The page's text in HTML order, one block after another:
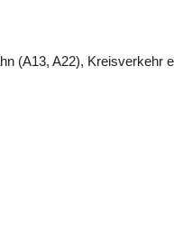
(A13, A22),